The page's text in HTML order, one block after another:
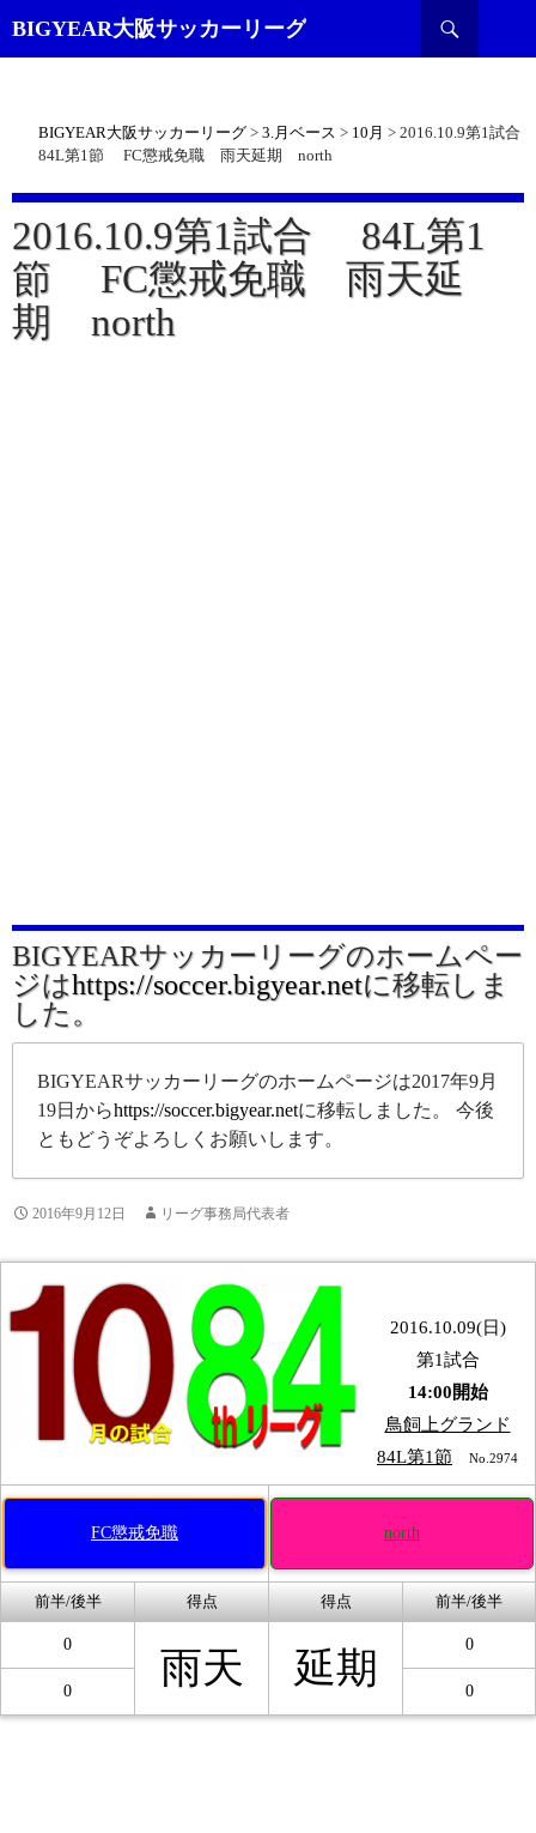
BIGYEAR大阪サッカーリーグ
索
BIGYEAR大阪サッカーリーグ > 3.月ベース > 10月 > 2016.10.9第1試合
84L第1節 FC懲戒免職 雨天延期 north
2016.10.9第1試合 84L第1
節 FC懲戒免職 雨天延
期 north
BIGYEARサッカーリーグのホームペー
ジはhttps://soccer.bigyear.netに移転しま
した。
BIGYEARサッカーリーグのホームページは2017年9月
19日からhttps://soccer.bigyear.netに移転しました。 今後
ともどうぞよろしくお願いします。
2016年9月12日 リーグ事務局代表者
2016.10.09(日)
第1試合
14:00開始
鳥飼上グランド
84L第1節
No.2974
FC懲戒免職 north
前半/後半 得点 得点 前半/後半
0
雨天 延期
0
0 0